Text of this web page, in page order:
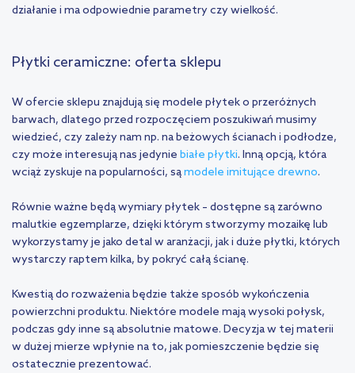
działanie i ma odpowiednie parametry czy wielkość.
Płytki ceramiczne: oferta sklepu
W ofercie sklepu znajdują się modele płytek o przeróżnych
barwach, dlatego przed rozpoczęciem poszukiwań musimy
wiedzieć, czy zależy nam np. na beżowych ścianach i podłodze,
czy może interesują nas jedynie białe płytki. Inną opcją, która
wciąż zyskuje na popularności, sąmodele imitujące drewno.
Równie ważne będą wymiary płytek – dostępne są zarówno
malutkie egzemplarze, dzięki którym stworzymy mozaikę lub
wykorzystamy je jako detal w aranżacji, jak i duże płytki, których
wystarczy raptem kilka, by pokryć całą ścianę.
Kwestią do rozważenia będzie także sposób wykończenia
powierzchni produktu. Niektóre modele mają wysoki połysk,
podczas gdy inne są absolutnie matowe. Decyzja w tej materii
w dużej mierze wpłynie na to, jak pomieszczenie będzie się
ostatecznie prezentować.